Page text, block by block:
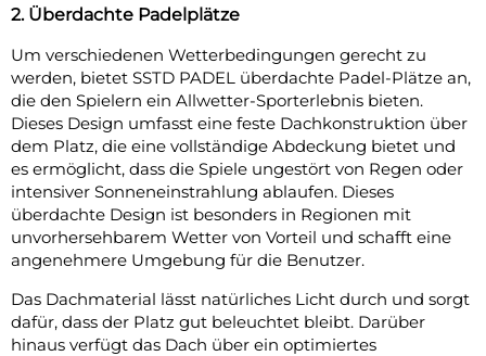
2. Überdachte Padelplätze
Um verschiedenen Wetterbedingungen gerecht zu
werden, bietet SSTD PADEL überdachte Padel-Plätze an,
die den Spielern ein Allwetter-Sporterlebnis bieten.
Dieses Design umfasst eine feste Dachkonstruktion über
dem Platz, die eine vollständige Abdeckung bietet und
es ermöglicht, dass die Spiele ungestört von Regen oder
intensiver Sonneneinstrahlung ablaufen. Dieses
überdachte Design ist besonders in Regionen mit
unvorhersehbarem Wetter von Vorteil und schafft eine
angenehmere Umgebung für die Benutzer.
Das Dachmaterial lässt natürliches Licht durch und sorgt
dafür, dass der Platz gut beleuchtet bleibt. Darüber
hinaus verfügt das Dach über ein optimiertes